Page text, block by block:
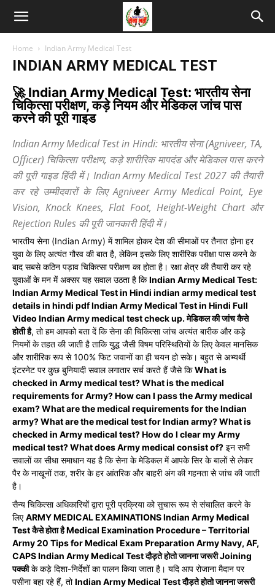
Home Indian Army Medical Test
INDIAN ARMY MEDICAL TEST
🚀 Indian Army Medical Test: भारतीय सेना
चिकित्सा परीक्षण, कड़े नियम और मेडिकल जांच पास
करने की पूरी गाइड
Indian Army Medical Test in Hindi: भारतीय सेना (Agniveer, TA,
Officer) चिकित्सा परीक्षण, कड़े शारीरिक मापदंड और मेडिकल पास करने
की पूरी गाइड हिंदी में। Indian Army Medical Test 2027 की तैयारी
कर रहे उम्मीदवारों के लिए Agniveer Army Medical Point, Eye
Vision, Knock Knees, Flat Foot, Height-Weight Chart और
Rejection Rules की पूरी जानकारी हिंदी में।
भारतीय सेना (Indian Army) में शामिल होकर देश की सीमाओं पर तैनात होना हर
युवा के लिए अत्यंत गौरव की बात है, लेकिन इसके लिए शारीरिक परीक्षा पास करने के
बाद सबसे कठिन पड़ाव चिकित्सा परीक्षण का होता है। रक्षा क्षेत्र की तैयारी कर रहे
युवाओं के मन में अक्सर यह सवाल उठता है किIndian Army Medical Test:
Indian Army Medical Test in Hindi indian army medical test
details in hindi pdf Indian Army Medical Test in Hindi Full
Video Indian Army medical test check up. मेडिकल की जांच कैसे
होती है, तो हम आपको बता दें कि सेना की चिकित्सा जांच अत्यंत बारीक और कड़े
नियमों के तहत की जाती है ताकि युद्ध जैसी विषम परिस्थितियों के लिए केवल मानसिक
और शारीरिक रूप से 100% फिट जवानों का ही चयन हो सके। बहुत से अभ्यर्थी
इंटरनेट पर कुछ बुनियादी सवाल लगातार सर्च करते हैं जैसे किWhat is
checked in Army medical test? What is the medical
requirements for Army? How can I pass the Army medical
exam? What are the medical requirements for the Indian
army? What are the medical test for Indian army? What is
checked in Army medical test? How do I clear my Army
medical test? What does Army medical consist of? इन सभी
सवालों का सीधा समाधान यह है कि सेना के मेडिकल में आपके सिर के बालों से लेकर
पैर के नाखूनों तक, शरीर के हर आंतरिक और बाहरी अंग की गहनता से जांच की जाती
है।
सैन्य चिकित्सा अधिकारियों द्वारा पूरी प्रक्रिया को सुचारू रूप से संचालित करने के
लिएARMY MEDICAL EXAMINATIONS Indian Army Medical
Test कैसे होता है Medical Examination Procedure – Territorial
Army 20 Tips for Medical Exam Preparation Army Navy, AF,
CAPS Indian Army Medical Test दौड़ते होतो जानना जरूरी Joining
पक्कीके कड़े दिशा-निर्देशों का पालन किया जाता है। यदि आप रोजाना मैदान पर
पसीना बहा रहे हैं, तोIndian Army Medical Test दौड़ते होतो जानना जरूरी